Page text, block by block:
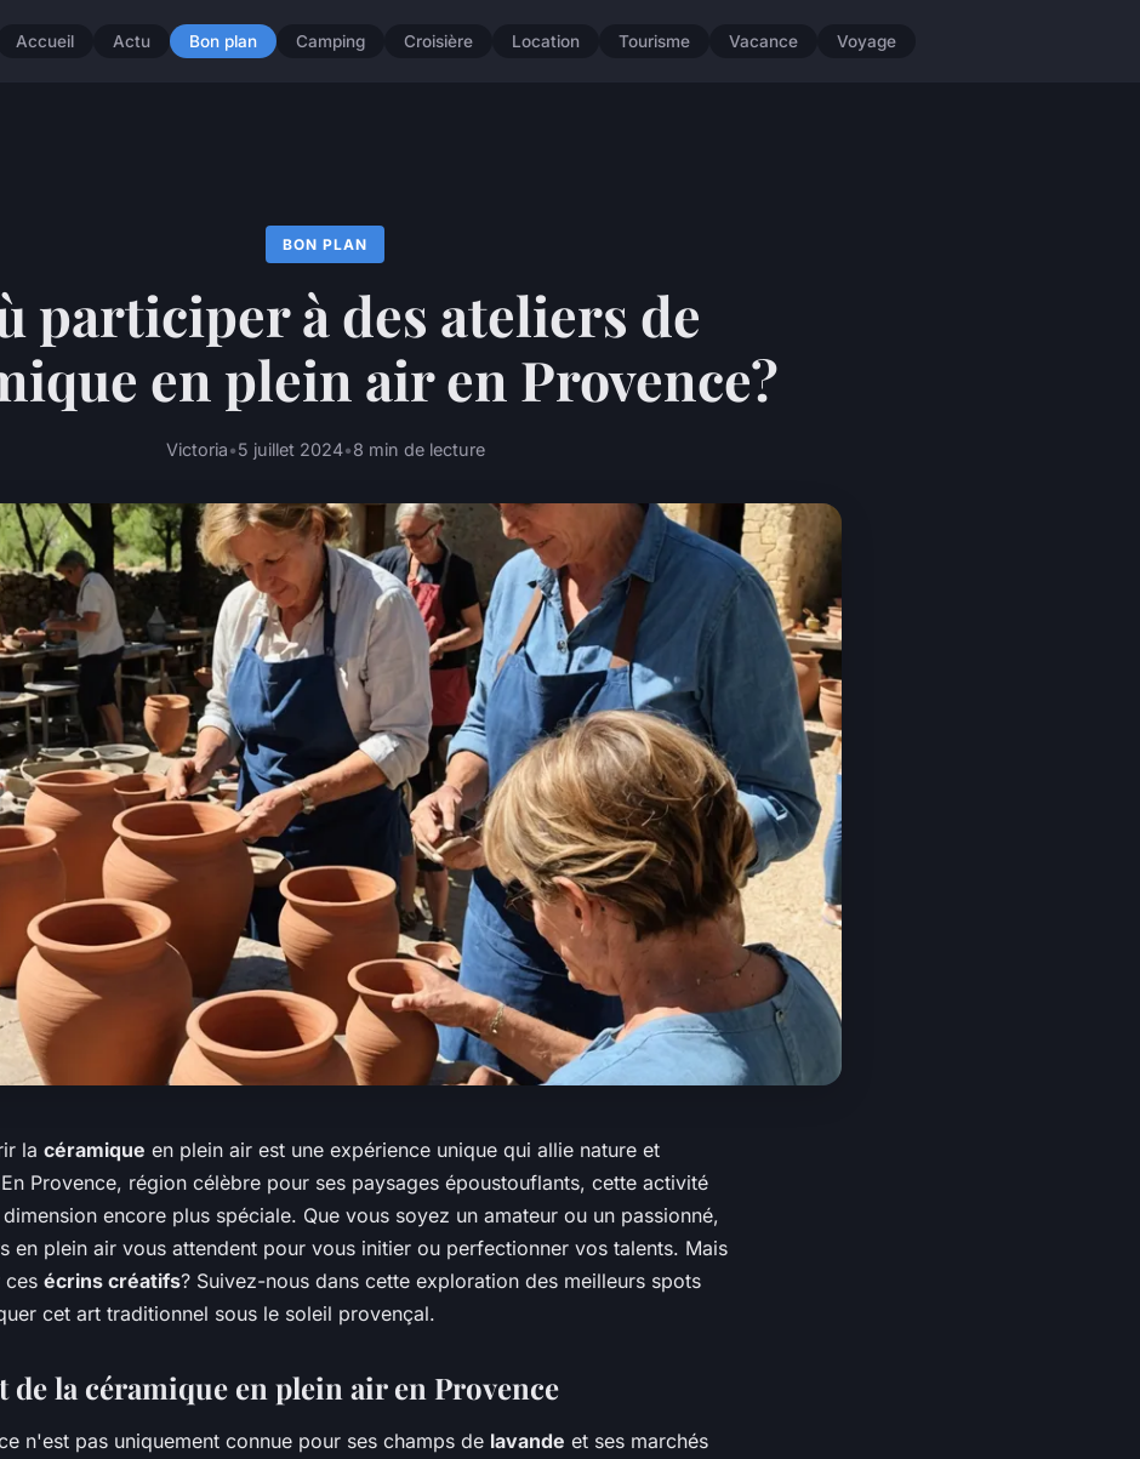
Accueil Actu Bon plan Camping Croisière Location Tourisme Vacance Voyage
BON PLAN
participer à des ateliers de
en plein air en Provence?
Victoria•5 juillet 2024•8 min de lecture
la céramique en plein air est une expérience unique qui allie nature et
Provence, région célèbre pour ses paysages époustouflants, cette activité
encore plus spéciale. Que vous soyez un amateur ou un passionné,
en plein air vous attendent pour vous initier ou perfectionner vos talents. Mais
ces écrins créatifs? Suivez-nous dans cette exploration des meilleurs spots
cet art traditionnel sous le soleil provençal.
de la céramique en plein air en Provence
n'est pas uniquement connue pour ses champs de lavande et ses marchés